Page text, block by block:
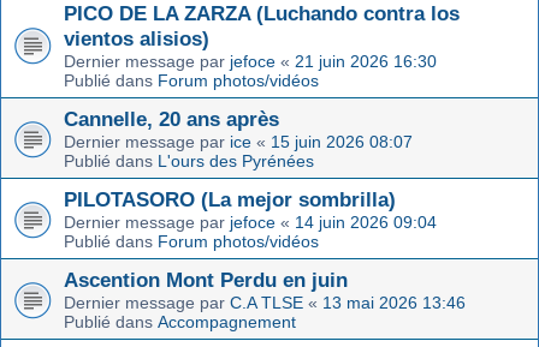
PICO DE LA ZARZA (Luchando contra los
vientos alisios)
Dernier message par jefoce « 21 juin 2026 16:30
Publié dans Forum photos/vidéos
Cannelle, 20 ans après
Dernier message par ice « 15 juin 2026 08:07
Publié dans L'ours des Pyrénées
PILOTASORO (La mejor sombrilla)
Dernier message par jefoce « 14 juin 2026 09:04
Publié dans Forum photos/vidéos
Ascention Mont Perdu en juin
Dernier message par C.A TLSE « 13 mai 2026 13:46
Publié dans Accompagnement